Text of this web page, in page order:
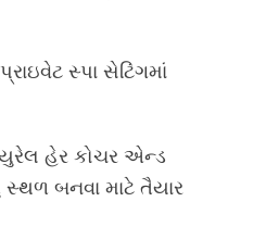
સ્પા સેટિંગમાં
હેર કોચર એન્ડ
બનવા માટે તૈયાર